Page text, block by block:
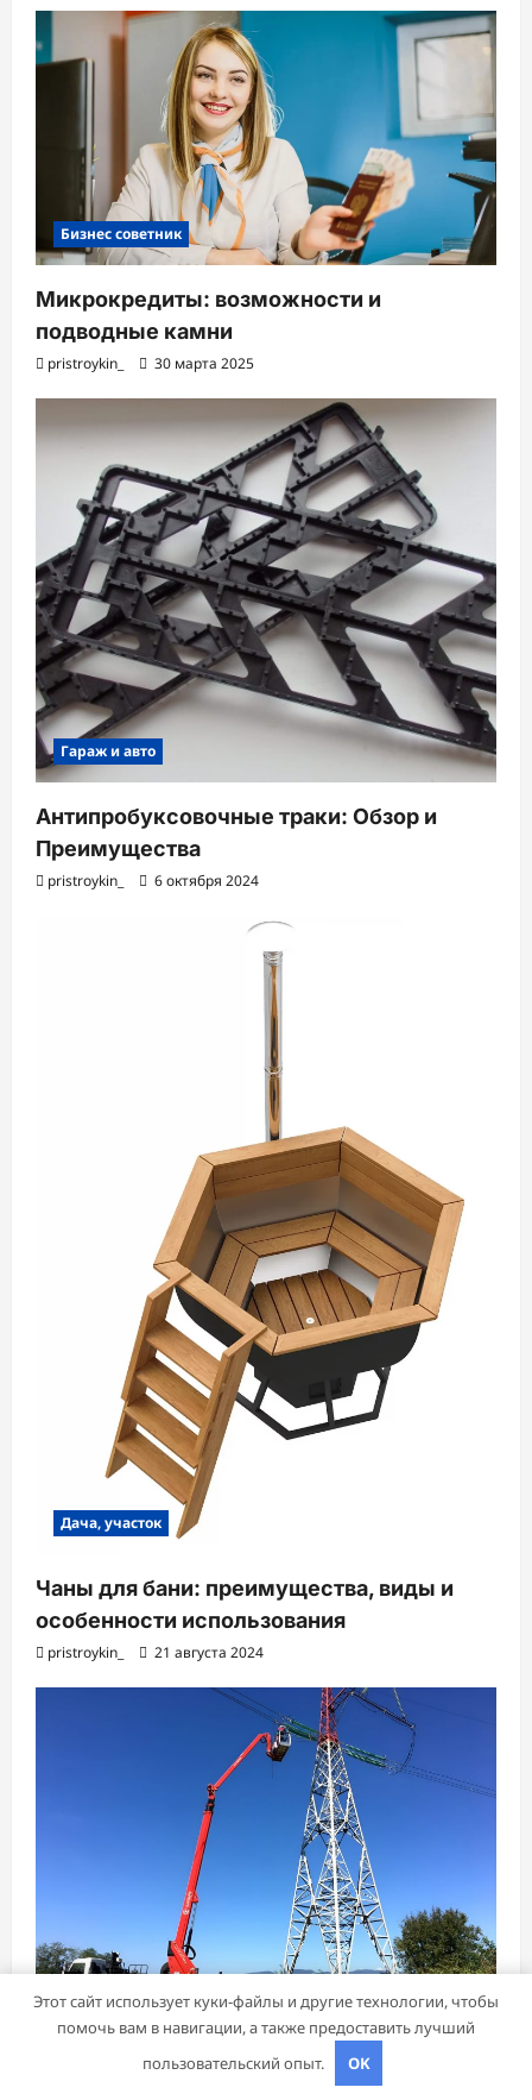
Бизнес советник
Микрокредиты: возможности и
подводные камни
pristroykin_ 30 марта 2025
Гараж и авто
Антипробуксовочные траки: Обзор и
Преимущества
pristroykin_ 6 октября 2024
Дача, участок
Чаны для бани: преимущества, виды и
особенности использования
pristroykin_ 21 августа 2024
Бизнес советник
Стойки опор ЛЭП
Этот сайт использует куки-файлы и другие технологии, чтобы
помочь вам в навигации, а также предоставить лучший
пользовательский опыт.
OK